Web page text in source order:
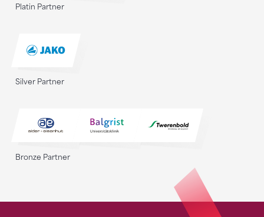
Platin Partner
Silver Partner
Bronze Partner